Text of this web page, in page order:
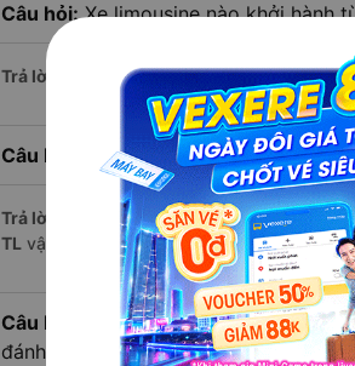
Câu hỏi:Xe limousine nào khởi hành
Trả lời: Chuyến limousine sớm nhất khởi
Câu hỏi: Xe limousine nào khởi hành
Trả lời: Nếu bạn muốn đi chuyến muộn,
TL vận hành.
Câu hỏi:
Xe limousine nào từ Quảng
đánh giá tốt nhất?